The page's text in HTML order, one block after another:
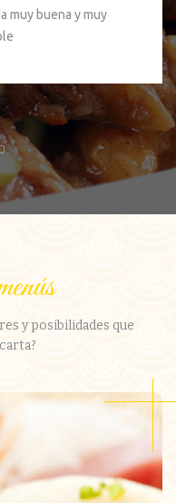
muy buena y muy
y posibilidades que